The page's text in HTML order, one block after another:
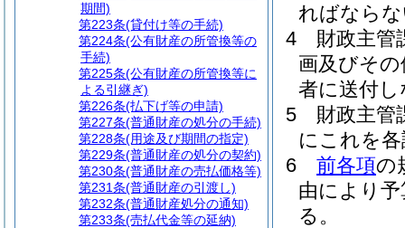
ればなら
4
財政主管
画及びそ
者に送付
5
財政主管
にこれを
6
前各項の
由により
る。
期間)
第223条(貸付け等の手続)
第224条(公有財産の所管換等の
手続)
第225条(公有財産の所管換等に
よる引継ぎ)
第226条(払下げ等の申請)
第227条(普通財産の処分の手続)
第228条(用途及び期間の指定)
第229条(普通財産の処分の契約)
第230条(普通財産の売払価格等)
第231条(普通財産の引渡し)
第232条(普通財産処分の通知)
第233条(売払代金等の延納)